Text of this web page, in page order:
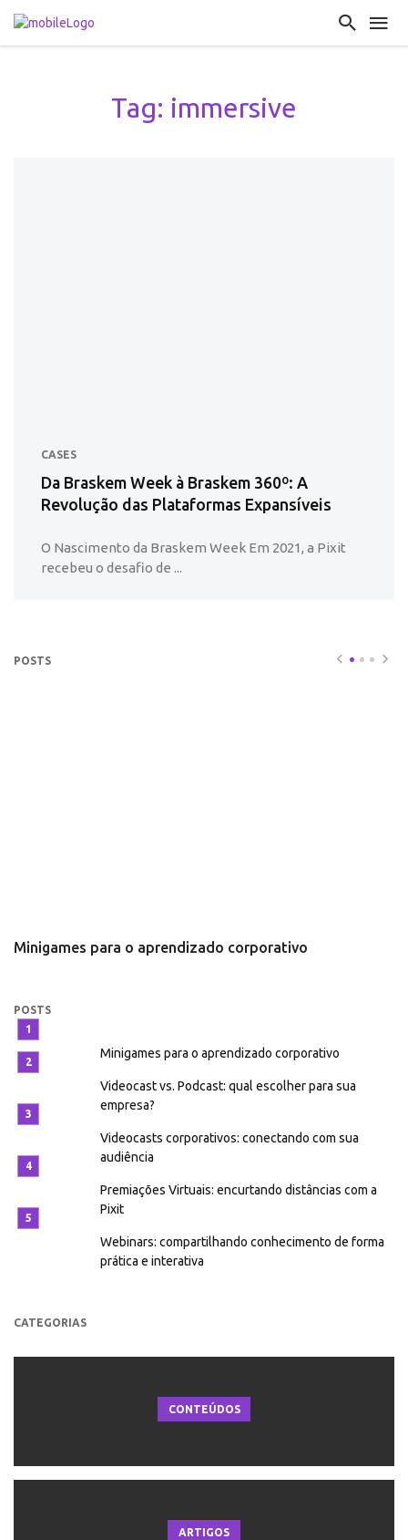
Tag: immersive
CASES
Da Braskem Week à Braskem 360º: A
Revolução das Plataformas Expansíveis
O Nascimento da Braskem Week Em 2021, a Pixit
recebeu o desafio de ...
POSTS
Minigames para o aprendizado corporativo
POSTS
Minigames para o aprendizado corporativo
Videocast vs. Podcast: qual escolher para sua
empresa?
Videocasts corporativos: conectando com sua
audiência
Premiações Virtuais: encurtando distâncias com a
Pixit
Webinars: compartilhando conhecimento de forma
prática e interativa
CATEGORIAS
CONTEÚDOS
ARTIGOS